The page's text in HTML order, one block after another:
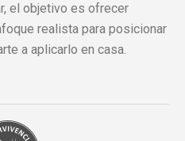
el objetivo es ofrecer
realista para posicionar
a aplicarlo en casa.